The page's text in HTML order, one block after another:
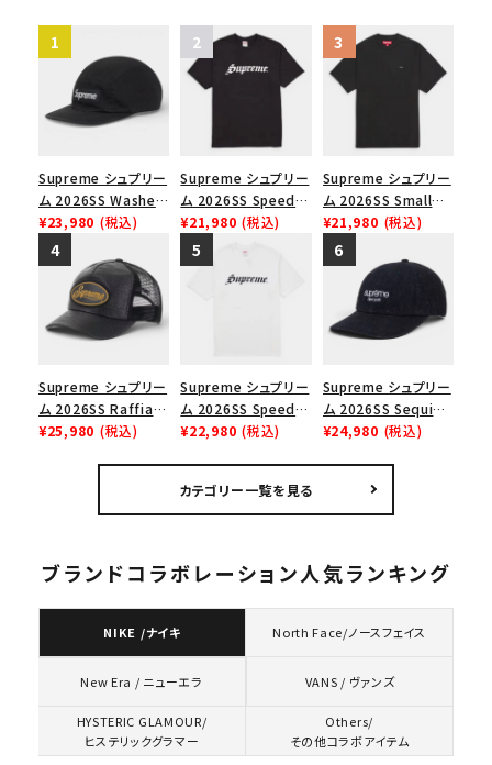
Supreme シュプリー
ム 2026SS Washed
Chino Twill Camp
Cap ウォッシュド チ
ノツイル キャンプキャ
ップ ブラック
¥23,980 (税込)
Supreme シュプリー
ム 2026SS Speed
Tee スピードTシャツ
ブラック
¥21,980 (税込)
Supreme シュプリー
ム 2026SS Small
Box Tee スモールボ
ックスTシャツ ブラッ
ク
¥21,980 (税込)
Supreme シュプリー
ム 2026SS Raffia
Mesh Back 5-Panel
¥25,980 (税込)
Supreme シュプリー
ム 2026SS Speed
Tee スピードTシャツ
¥22,980 (税込)
Supreme シュプリー
ム 2026SS Sequin
Denim Classic
シックロゴ 6パネルキ
ャップ ブラック
¥24,980 (税込)
カテゴリー一覧を見る
ブランドコラボレーション人気ランキング
NIKE /ナイキ North Face/ノースフェイス
New Era / ニューエラ VANS / ヴァンズ
HYSTERIC GLAMOUR/
ヒステリックグラマー
Others/
その他コラボアイテム